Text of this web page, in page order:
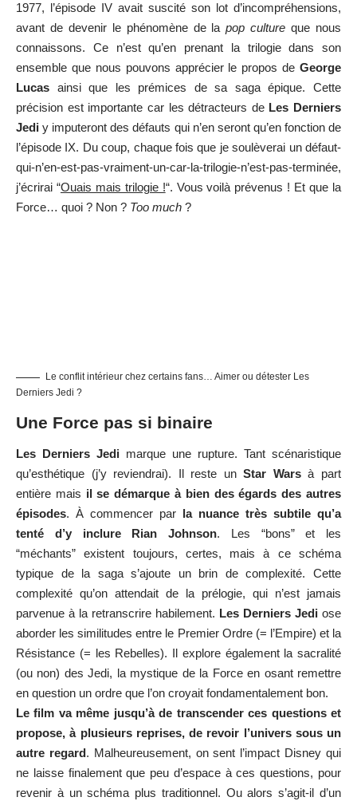
1977, l’épisode IV avait suscité son lot d’incompréhensions,
avant de devenir le phénomène de lapop culture que nous
connaissons. Ce n’est qu’en prenant la trilogie dans son
ensemble que nous pouvons apprécier le propos de George
Lucas ainsi que les prémices de sa saga épique. Cette
précision est importante car les détracteurs de Les Derniers
Jedi y imputeront des défauts qui n’en seront qu’en fonction de
l’épisode IX. Du coup, chaque fois que je soulèverai un défaut-
qui-n’en-est-pas-vraiment-un-car-la-trilogie-n’est-pas-terminée,
j’écrirai “Ouais mais trilogie !“. Vous voilà prévenus ! Et que la
Force… quoi ? Non ? Too much ?
Le conflit intérieur chez certains fans… Aimer ou détester Les
Derniers Jedi ?
Une Force pas si binaire
Les Derniers Jedi marque une rupture. Tant scénaristique
qu’esthétique (j’y reviendrai). Il reste unStar Warsà part
entière mais il se démarque à bien des égards des autres
épisodes. À commencer par la nuance très subtile qu’a
tenté d’y inclure Rian Johnson. Les “bons” et les
“méchants” existent toujours, certes, mais à ce schéma
typique de la saga s’ajoute un brin de complexité. Cette
complexité qu’on attendait de la prélogie, qui n’est jamais
parvenue à la retranscrire habilement. Les Derniers Jedi ose
aborder les similitudes entre le Premier Ordre (= l’Empire) et la
Résistance (= les Rebelles). Il explore également la sacralité
(ou non) des Jedi, la mystique de la Force en osant remettre
en question un ordre que l’on croyait fondamentalement bon.
Le film va même jusqu’à de transcender ces questions et
propose, à plusieurs reprises, de revoir l’univers sous un
autre regard. Malheureusement, on sent l’impact Disney qui
ne laisse finalement que peu d’espace à ces questions, pour
revenir à un schéma plus traditionnel. Ou alors s’agit-il d’un